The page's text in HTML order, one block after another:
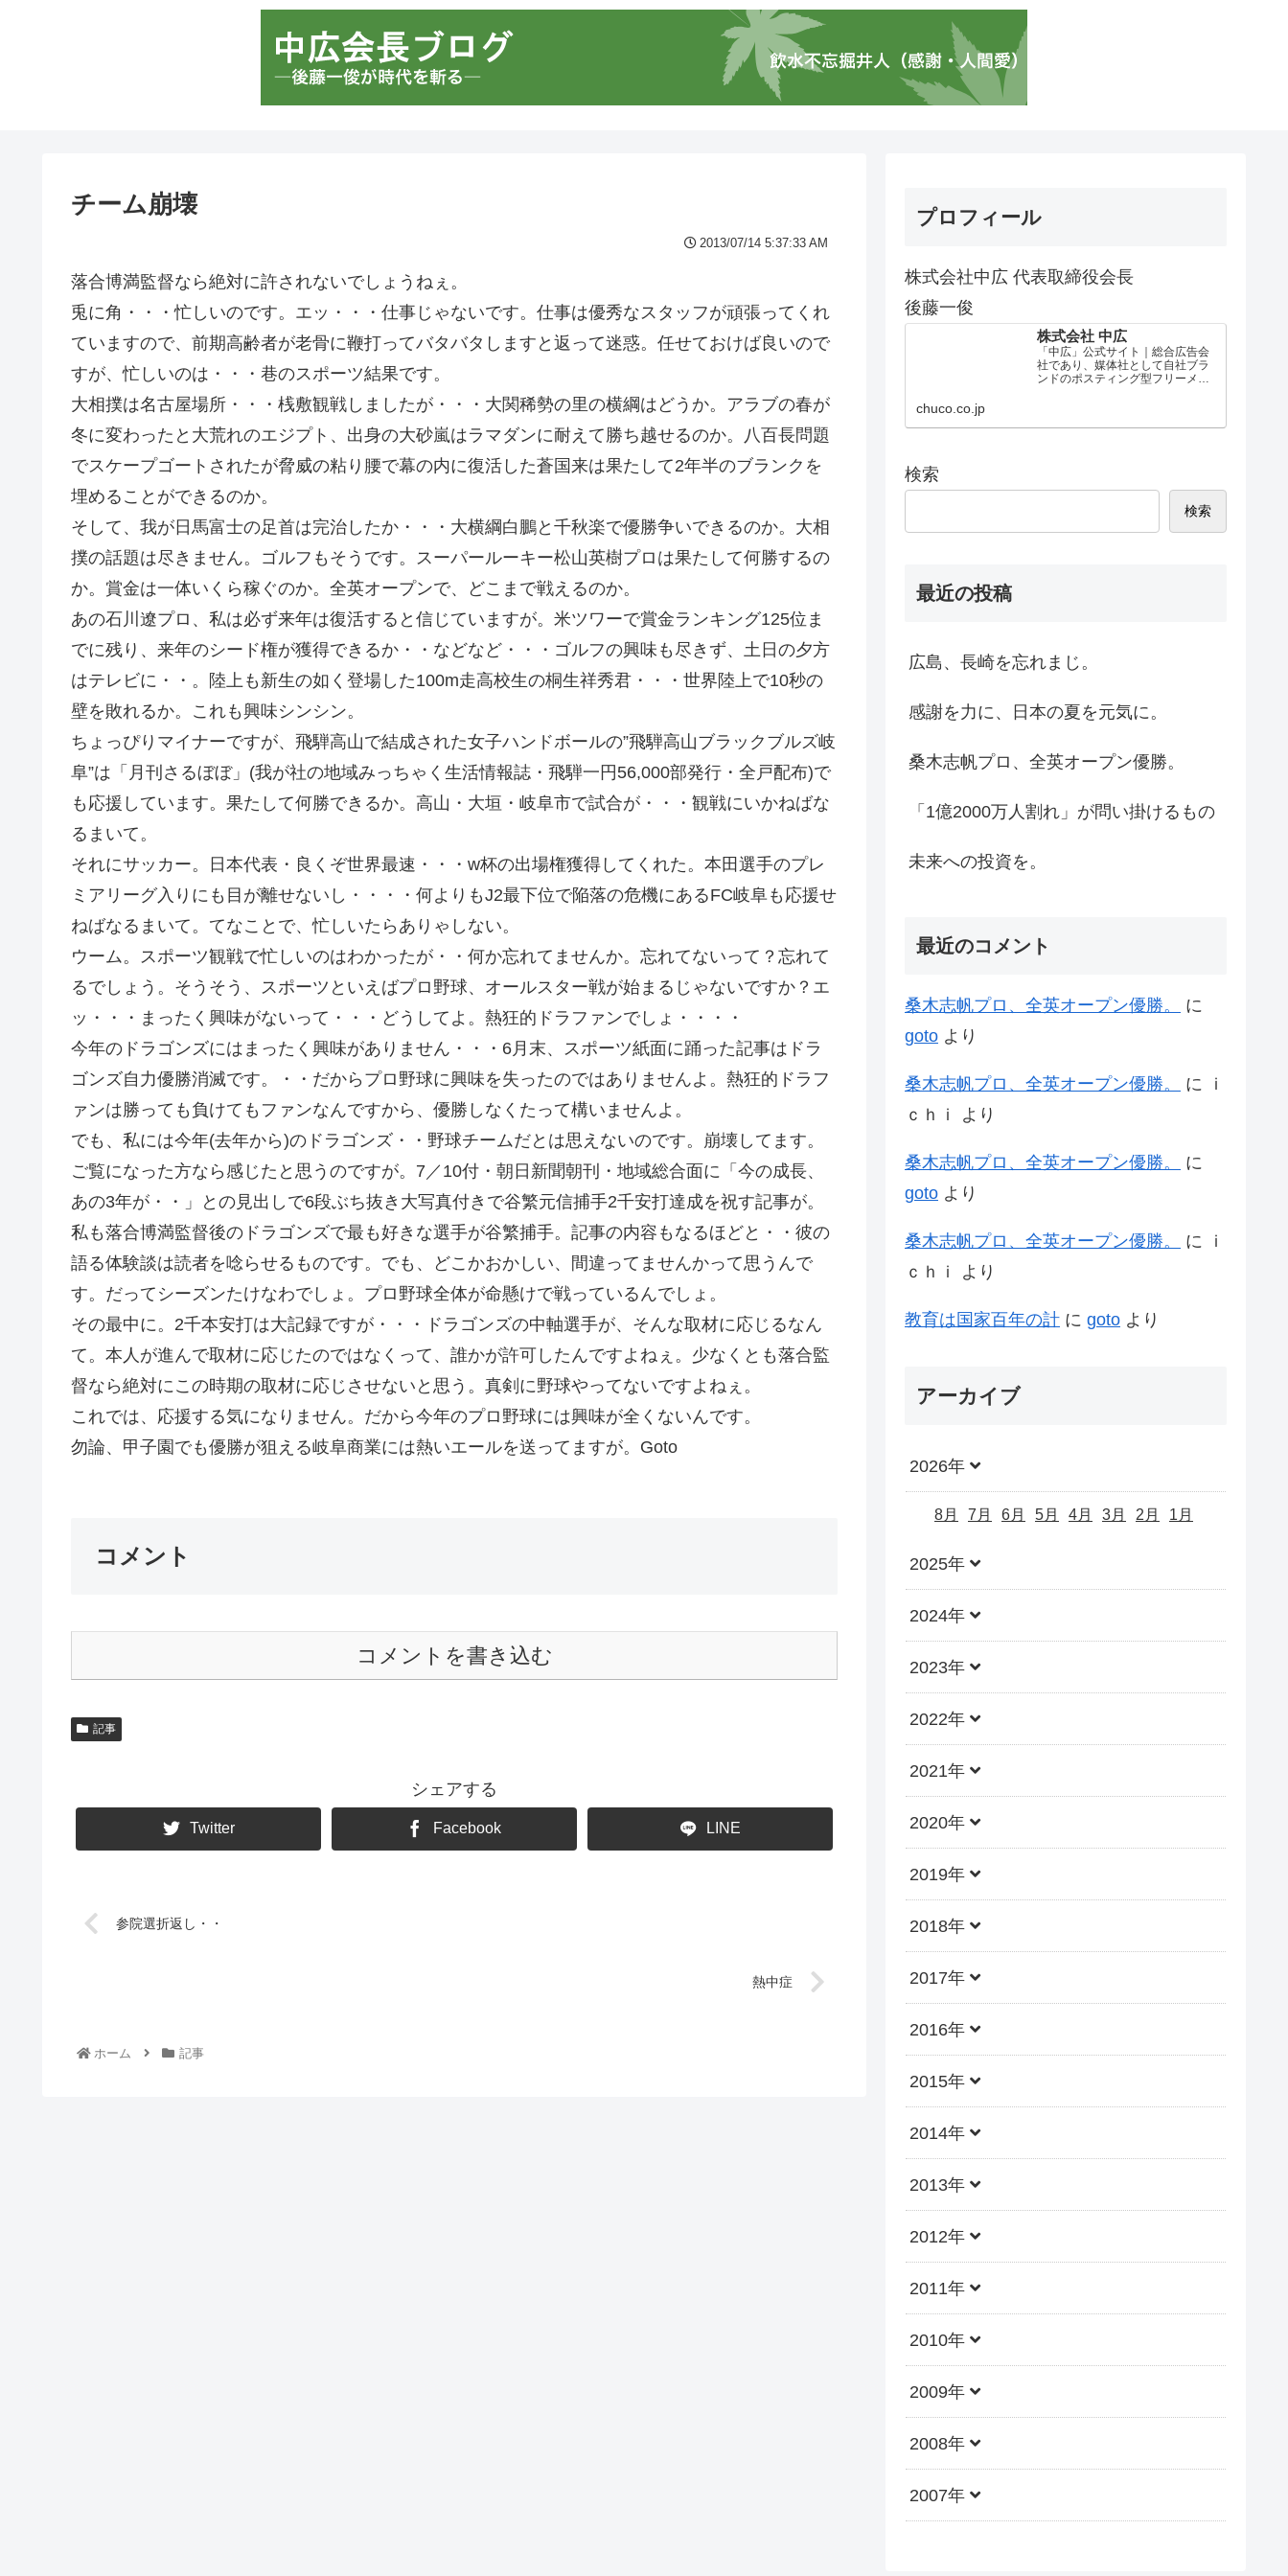
チーム崩壊
2013/07/14 5:37:33 AM
落合博満監督なら絶対に許されないでしょうねぇ。
兎に角・・・忙しいのです。エッ・・・仕事じゃないです。仕事は優秀なスタッフが頑張ってくれ
ていますので、前期高齢者が老骨に鞭打ってバタバタしますと返って迷惑。任せておけば良いので
すが、忙しいのは・・・巷のスポーツ結果です。
大相撲は名古屋場所・・・桟敷観戦しましたが・・・大関稀勢の里の横綱はどうか。アラブの春が
冬に変わったと大荒れのエジプト、出身の大砂嵐はラマダンに耐えて勝ち越せるのか。八百長問題
でスケープゴートされたが脅威の粘り腰で幕の内に復活した蒼国来は果たして2年半のブランクを
埋めることができるのか。
そして、我が日馬富士の足首は完治したか・・・大横綱白鵬と千秋楽で優勝争いできるのか。大相
撲の話題は尽きません。ゴルフもそうです。スーパールーキー松山英樹プロは果たして何勝するの
か。賞金は一体いくら稼ぐのか。全英オープンで、どこまで戦えるのか。
あの石川遼プロ、私は必ず来年は復活すると信じていますが。米ツワーで賞金ランキング125位ま
でに残り、来年のシード権が獲得できるか・・などなど・・・ゴルフの興味も尽きず、土日の夕方
はテレビに・・。陸上も新生の如く登場した100m走高校生の桐生祥秀君・・・世界陸上で10秒の
壁を敗れるか。これも興味シンシン。
ちょっぴりマイナーですが、飛騨高山で結成された女子ハンドボールの”飛騨高山ブラックブルズ岐
阜”は「月刊さるぼぼ」(我が社の地域みっちゃく生活情報誌・飛騨一円56,000部発行・全戸配布)で
も応援しています。果たして何勝できるか。高山・大垣・岐阜市で試合が・・・観戦にいかねばな
るまいて。
それにサッカー。日本代表・良くぞ世界最速・・・w杯の出場権獲得してくれた。本田選手のプレ
ミアリーグ入りにも目が離せないし・・・・何よりもJ2最下位で陥落の危機にあるFC岐阜も応援せ
ねばなるまいて。てなことで、忙しいたらありゃしない。
ウーム。スポーツ観戦で忙しいのはわかったが・・何か忘れてませんか。忘れてないって？忘れて
るでしょう。そうそう、スポーツといえばプロ野球、オールスター戦が始まるじゃないですか？エ
ッ・・・まったく興味がないって・・・どうしてよ。熱狂的ドラファンでしょ・・・・
今年のドラゴンズにはまったく興味がありません・・・6月末、スポーツ紙面に踊った記事はドラ
ゴンズ自力優勝消滅です。・・だからプロ野球に興味を失ったのではありませんよ。熱狂的ドラフ
ァンは勝っても負けてもファンなんですから、優勝しなくたって構いませんよ。
でも、私には今年(去年から)のドラゴンズ・・野球チームだとは思えないのです。崩壊してます。
ご覧になった方なら感じたと思うのですが。7／10付・朝日新聞朝刊・地域総合面に「今の成長、
あの3年が・・」との見出しで6段ぶち抜き大写真付きで谷繁元信捕手2千安打達成を祝す記事が。
私も落合博満監督後のドラゴンズで最も好きな選手が谷繁捕手。記事の内容もなるほどと・・彼の
語る体験談は読者を唸らせるものです。でも、どこかおかしい、間違ってませんかって思うんで
す。だってシーズンたけなわでしょ。プロ野球全体が命懸けで戦っているんでしょ。
その最中に。2千本安打は大記録ですが・・・ドラゴンズの中軸選手が、そんな取材に応じるなん
て。本人が進んで取材に応じたのではなくって、誰かが許可したんですよねぇ。少なくとも落合監
督なら絶対にこの時期の取材に応じさせないと思う。真剣に野球やってないですよねぇ。
これでは、応援する気になりません。だから今年のプロ野球には興味が全くないんです。
勿論、甲子園でも優勝が狙える岐阜商業には熱いエールを送ってますが。Goto
コメント
コメントを書き込む
記事
シェアする
Twitter Facebook LINE
参院選折返し・・
熱中症
ホーム 記事
プロフィール
株式会社中広 代表取締役会長
後藤一俊
株式会社 中広
「中広」公式サイト｜総合広告会
社であり、媒体社として自社ブラ
ンドのポスティング型フリーメデ
chuco.co.jp
検索
検索
最近の投稿
広島、長崎を忘れまじ。
感謝を力に、日本の夏を元気に。
桑木志帆プロ、全英オープン優勝。
「1億2000万人割れ」が問い掛けるもの
未来への投資を。
最近のコメント
桑木志帆プロ、全英オープン優勝。
に
goto より
桑木志帆プロ、全英オープン優勝。 に
ｉ
ｃｈｉ
より
桑木志帆プロ、全英オープン優勝。
に
goto より
桑木志帆プロ、全英オープン優勝。 に
ｉ
ｃｈｉ
より
教育は国家百年の計 に goto より
アーカイブ
2026年
8月 7月 6月 5月 4月 3月 2月 1月
2025年
2024年
2023年
2022年
2021年
2020年
2019年
2018年
2017年
2016年
2015年
2014年
2013年
2012年
2011年
2010年
2009年
2008年
2007年